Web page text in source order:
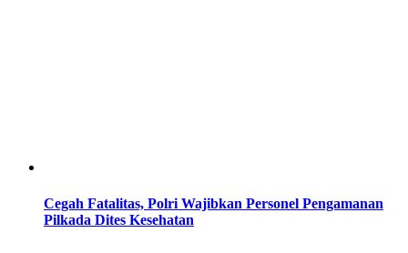
Cegah Fatalitas, Polri Wajibkan Personel Pengamanan
Pilkada Dites Kesehatan